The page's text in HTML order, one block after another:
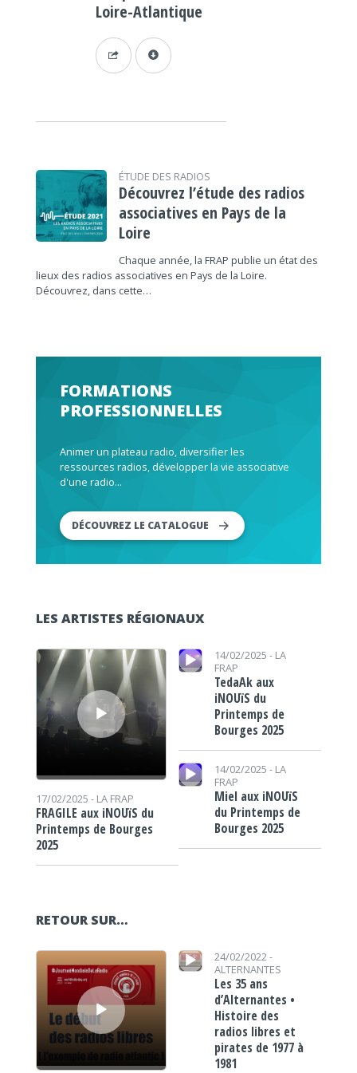
Loire-Atlantique
ÉTUDE DES RADIOS
Découvrez l’étude des radios
associatives en Pays de la
Loire
Chaque année, la FRAP publie un état des
lieux des radios associatives en Pays de la Loire.
Découvrez, dans cette…
FORMATIONS
PROFESSIONNELLES
Animer un plateau radio, diversifier les
ressources radios, développer la vie associative
d'une radio...
DÉCOUVREZ LE CATALOGUE
LES ARTISTES RÉGIONAUX
Lecteur audio
17/02/2025 - LA FRAP
FRAGILE aux iNOUïS du
Printemps de Bourges
2025
Lecteur audio 14/02/2025 - LA
FRAP
TedaAk aux
iNOUïS du
Printemps de
Bourges 2025
Lecteur audio
14/02/2025 - LA
FRAP
Miel aux iNOUïS
du Printemps de
Bourges 2025
RETOUR SUR…
Lecteur audio
Lecteur audio
24/02/2022 -
ALTERNANTES
Les 35 ans
d’Alternantes •
Histoire des
radios libres et
pirates de 1977 à
1981